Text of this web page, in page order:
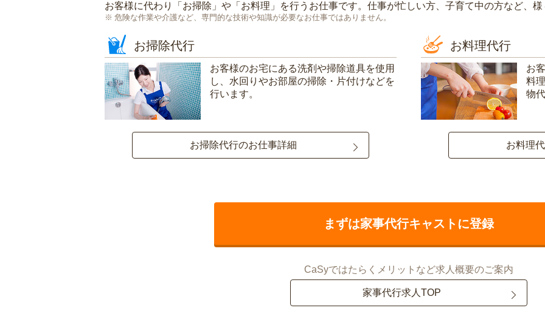
お客様に代わり「 お掃除 」や「 お料理 」を行うお仕事です。仕事が忙しい方、子育て中の方など、
危険な作業や介護など、専門的な技術や知識が必要なお仕事ではありません。
お掃除代行
お客様のお宅にある洗剤や掃除道具を使用
し、水回りやお部屋の掃除・片付けなどを
行います。
お掃除代行のお仕事詳細
お料理代行
お
料
物
お料理
まずは家事代行キャストに登録
CaSyではたらくメリットなど求人概要のご案内
家事代行求人TOP